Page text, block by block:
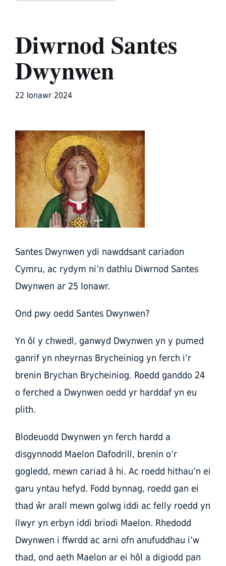
Diwrnod Santes
Dwynwen
22 Ionawr 2024
Santes Dwynwen ydi nawddsant cariadon
Cymru, ac rydym ni’n dathlu Diwrnod Santes
Dwynwen ar 25 Ionawr.
Ond pwy oedd Santes Dwynwen?
Yn ôl y chwedl, ganwyd Dwynwen yn y pumed
ganrif yn nheyrnas Brycheiniog yn ferch i’r
brenin Brychan Brycheiniog. Roedd ganddo 24
o ferched a Dwynwen oedd yr harddaf yn eu
plith.
Blodeuodd Dwynwen yn ferch hardd a
disgynnodd Maelon Dafodrill, brenin o’r
gogledd, mewn cariad â hi. Ac roedd hithau’n ei
garu yntau hefyd. Fodd bynnag, roedd gan ei
thad ŵr arall mewn golwg iddi ac felly roedd yn
llwyr yn erbyn iddi briodi Maelon. Rhedodd
Dwynwen i ffwrdd ac arni ofn anufuddhau i’w
thad, ond aeth Maelon ar ei hôl a digiodd pan